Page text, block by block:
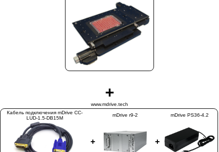
+
www.mdrive.tech
Кабель подключения mDrive CC-
LUD-1.5-DB15M
mDrive r9-2 mDrive PS36-4.2
+ +